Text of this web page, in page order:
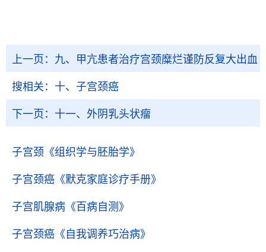
上一页： 九、甲亢患者治疗宫颈糜烂谨防反复大出血
搜相关： 十、子宫颈癌
下一页： 十一、外阴乳头状瘤
子宫颈 《组织学与胚胎学》
子宫颈癌 《默克家庭诊疗手册》
子宫肌腺病 《百病自测》
子宫颈癌 《自我调养巧治病》